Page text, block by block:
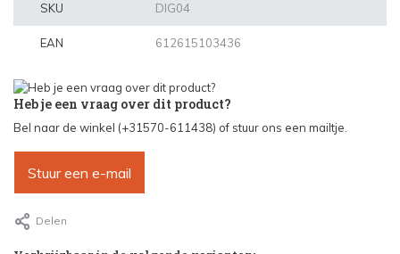
SKU DIG04
EAN 612615103436
Heb je een vraag over dit product?
Bel naar de winkel (+31570-611438) of stuur ons een mailtje.
Stuur een e-mail
Delen